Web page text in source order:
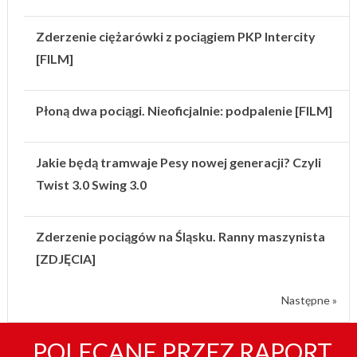
Zderzenie ciężarówki z pociągiem PKP Intercity
[FILM]
Płoną dwa pociągi. Nieoficjalnie: podpalenie [FILM]
Jakie będą tramwaje Pesy nowej generacji? Czyli
Twist 3.0 Swing 3.0
Zderzenie pociągów na Śląsku. Ranny maszynista
[ZDJĘCIA]
Następne »